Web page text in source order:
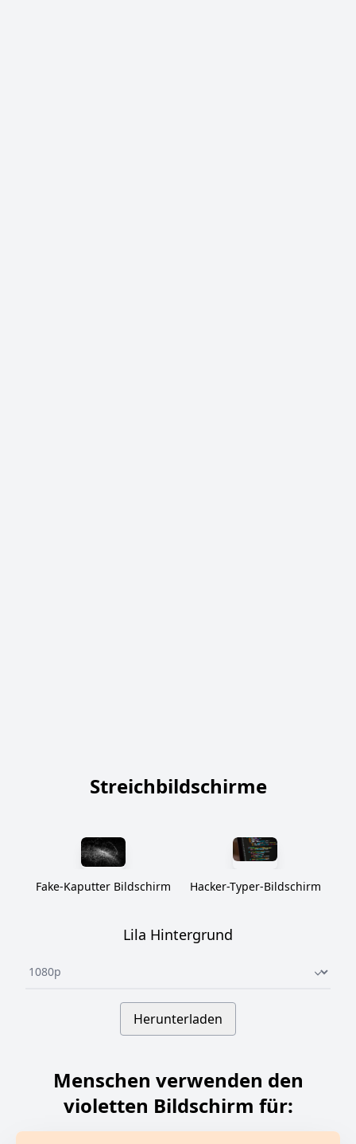
Streichbildschirme
Fake-Kaputter Bildschirm Hacker-Typer-Bildschirm
Lila Hintergrund
Underline select
Herunterladen
Menschen verwenden den
violetten Bildschirm für: